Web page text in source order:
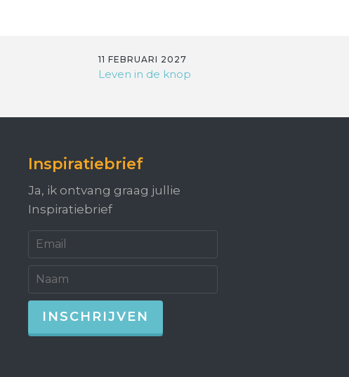
11 FEBRUARI 2027
Leven in de knop
Inspiratiebrief
Ja, ik ontvang graag jullie
Inspiratiebrief